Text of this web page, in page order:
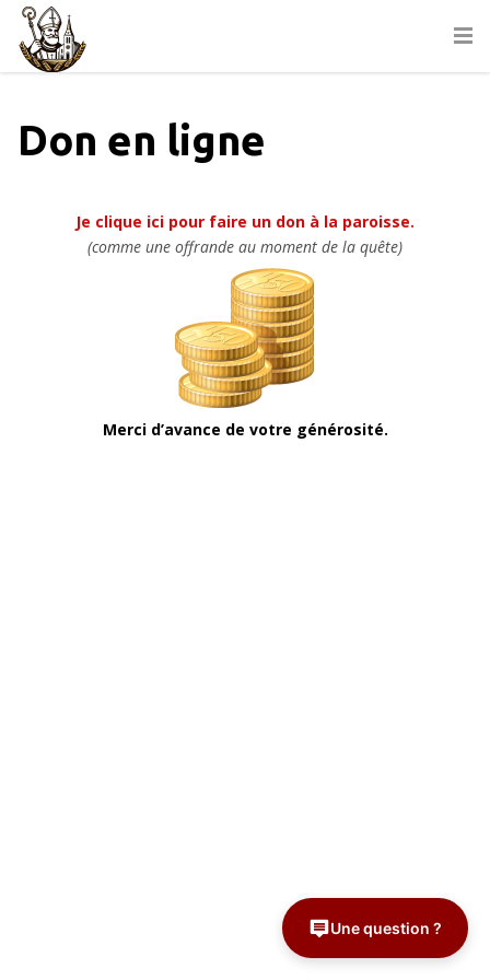
Don en ligne
Je clique ici pour faire un don à la paroisse.
(comme une offrande au moment de la quête)
Merci d’avance de votre générosité.
Une question ?